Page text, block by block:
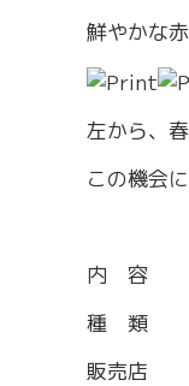
鮮やかな
左から、
この機会
内 容 純
種 類 ４
販売店